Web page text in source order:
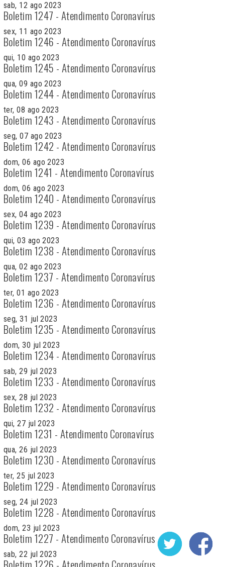
sab, 12 ago 2023
Boletim 1247 - Atendimento Coronavírus
sex, 11 ago 2023
Boletim 1246 - Atendimento Coronavírus
qui, 10 ago 2023
Boletim 1245 - Atendimento Coronavírus
qua, 09 ago 2023
Boletim 1244 - Atendimento Coronavírus
ter, 08 ago 2023
Boletim 1243 - Atendimento Coronavírus
seg, 07 ago 2023
Boletim 1242 - Atendimento Coronavírus
dom, 06 ago 2023
Boletim 1241 - Atendimento Coronavírus
dom, 06 ago 2023
Boletim 1240 - Atendimento Coronavírus
sex, 04 ago 2023
Boletim 1239 - Atendimento Coronavírus
qui, 03 ago 2023
Boletim 1238 - Atendimento Coronavírus
qua, 02 ago 2023
Boletim 1237 - Atendimento Coronavírus
ter, 01 ago 2023
Boletim 1236 - Atendimento Coronavírus
seg, 31 jul 2023
Boletim 1235 - Atendimento Coronavírus
dom, 30 jul 2023
Boletim 1234 - Atendimento Coronavírus
sab, 29 jul 2023
Boletim 1233 - Atendimento Coronavírus
sex, 28 jul 2023
Boletim 1232 - Atendimento Coronavírus
qui, 27 jul 2023
Boletim 1231 - Atendimento Coronavírus
qua, 26 jul 2023
Boletim 1230 - Atendimento Coronavírus
ter, 25 jul 2023
Boletim 1229 - Atendimento Coronavírus
seg, 24 jul 2023
Boletim 1228 - Atendimento Coronavírus
dom, 23 jul 2023
Boletim 1227 - Atendimento Coronavírus
sab, 22 jul 2023